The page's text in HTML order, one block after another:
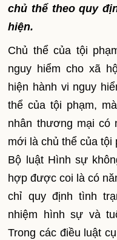
chủ thể theo quy
hiện.
Chủ thể của tội
nguy hiểm cho xã
hiện hành vi nguy
thể của tội phạm,
nhân thương mại có
mới là chủ thể của tội
Bộ luật Hình sự
hợp được coi là có
chỉ quy định tình
nhiệm hình sự và
Trong các điều luật